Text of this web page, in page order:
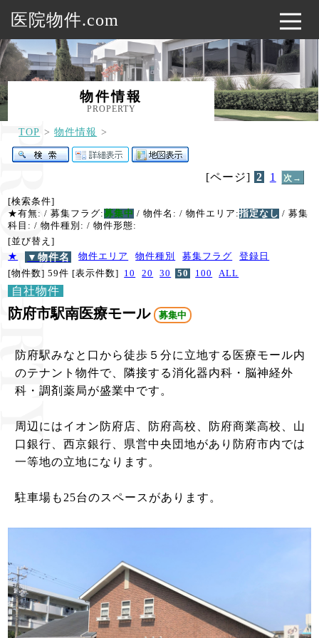
医院物件.com
物件情報
PROPERTY
TOP 物件情報
[ページ] 2 1 次→
[検索条件]
★有無: / 募集フラグ:募集中 / 物件名: / 物件エリア:指定なし / 募集
科目: / 物件種別: / 物件形態:
[並び替え]
★
▼物件名 物件エリア 物件種別 募集フラグ
登録日
[物件数] 59件 [表示件数] 10 20 30 50 100 ALL
自社物件
防府市駅南医療モール 募集中
防府駅みなと口から徒歩５分に立地する医療モール内
のテナント物件で、隣接する消化器内科・脳神経外
科・調剤薬局が盛業中です。
周辺にはイオン防府店、防府高校、防府商業高校、山
口銀行、西京銀行、県営中央団地があり防府市内では
一等地の立地になります。
​駐車場も25台のスペースがあります。